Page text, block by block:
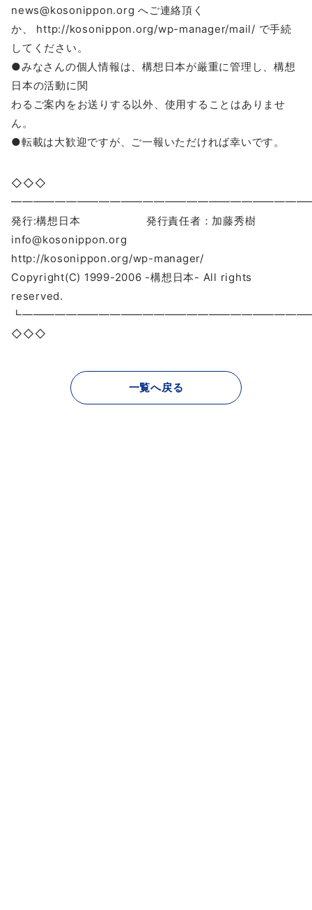
news@kosonippon.org へご連絡頂く
か、 http://kosonippon.org/wp-manager/mail/ で手続
してください。
●みなさんの個人情報は、構想日本が厳重に管理し、構想
日本の活動に関
わるご案内をお送りする以外、使用することはありませ
ん。
●転載は大歓迎ですが、ご一報いただければ幸いです。
◇◇◇
発行:構想日本 発行責任者：加藤秀樹
info@kosonippon.org
http://kosonippon.org/wp-manager/
Copyright(C) 1999-2006 -構想日本- All rights
reserved.
◇◇◇
一覧へ戻る